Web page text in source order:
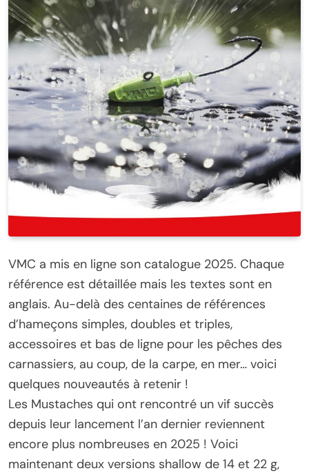
VMC a mis en ligne son catalogue 2025. Chaque
référence est détaillée mais les textes sont en
anglais. Au-delà des centaines de références
d’hameçons simples, doubles et triples,
accessoires et bas de ligne pour les pêches des
carnassiers, au coup, de la carpe, en mer… voici
quelques nouveautés à retenir !
Les Mustaches qui ont rencontré un vif succès
depuis leur lancement l’an dernier reviennent
encore plus nombreuses en 2025 ! Voici
maintenant deux versions shallow de 14 et 22 g,